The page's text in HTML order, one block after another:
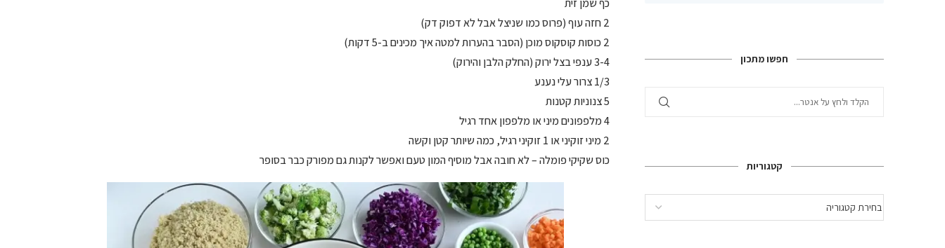
2 חזה עוף (פרוס כמו שניצל אבל לא דפוק דק)
2 כוסות קוסקוס מוכן (הסבר בהערות למטה איך מכינים ב-5 דקות)
3-4 ענפי בצל ירוק (החלק הלבן והירוק)
1/3 צרור עלי נענע
5 צנוניות קטנות
4 מלפפונים מיני או מלפפון אחד רגיל
2 מיני זוקיני או 1 זוקיני רגיל, כמה שיותר קטן וקשה
כוס שקיקי פומלה – לא חובה אבל מוסיף המון טעם ואפשר לקנות גם מפורק כבר בסופר
חפשו מתכון
קטגוריות